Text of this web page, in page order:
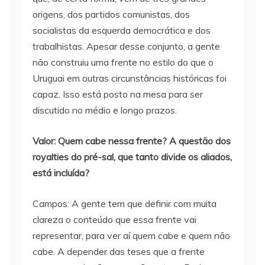
origens, dos partidos comunistas, dos
socialistas da esquerda democrática e dos
trabalhistas. Apesar desse conjunto, a gente
não construiu uma frente no estilo do que o
Uruguai em outras circunstâncias históricas foi
capaz. Isso está posto na mesa para ser
discutido no médio e longo prazos.
Valor: Quem cabe nessa frente? A questão dos
royalties do pré-sal, que tanto divide os aliados,
está incluída?
Campos: A gente tem que definir com muita
clareza o conteúdo que essa frente vai
representar, para ver aí quem cabe e quem não
cabe. A depender das teses que a frente